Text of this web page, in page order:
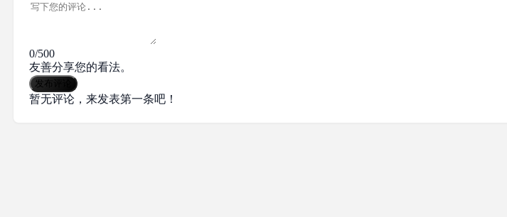
0/500
友善分享您的看法。
发布评论
暂无评论，来发表第一条吧！